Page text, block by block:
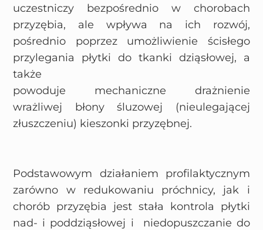
uczestniczy bezpośrednio w chorobach
przyzębia, ale wpływa na ich rozwój,
pośrednio poprzez umożliwienie ścisłego
przylegania płytki do tkanki dziąsłowej, a
także
powoduje mechaniczne drażnienie
wrażliwej błony śluzowej (nieulegającej
złuszczeniu) kieszonki przyzębnej.
Podstawowym działaniem profilaktycznym
zarówno w redukowaniu próchnicy, jak i
chorób przyzębia jest stała kontrola płytki
nad- i poddziąsłowej i niedopuszczanie do